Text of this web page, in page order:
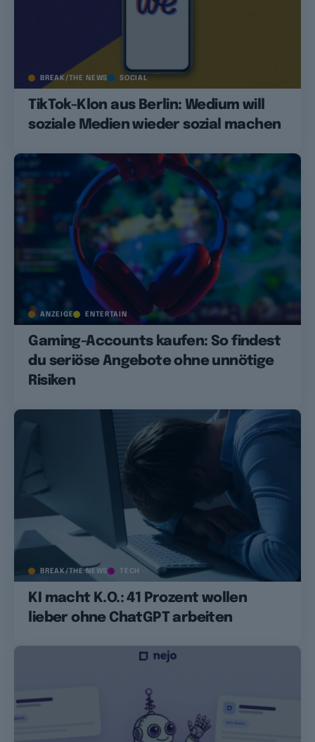
BREAK/THE NEWS SOCIAL
TikTok-Klon aus Berlin: Wedium will
soziale Medien wieder sozial machen
ANZEIGE ENTERTAIN
Gaming-Accounts kaufen: So findest
du seriöse Angebote ohne unnötige
Risiken
BREAK/THE NEWS TECH
KI macht K.O.: 41 Prozent wollen
lieber ohne ChatGPT arbeiten